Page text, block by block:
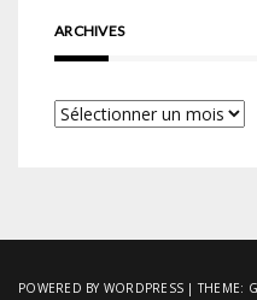
ARCHIVES
Archives
POWERED BY WORDPRESS |THEME: